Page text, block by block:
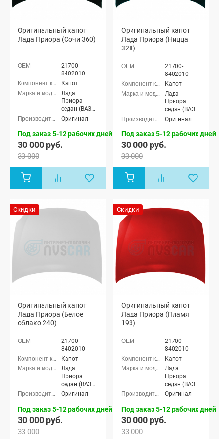
Оригинальный капот
Лада Приора (Сочи 360)
21700-
8402010
Капот
Лада
Приора
седан (ВАЗ
2170), Лада
универсал
(ВАЗ 2171),
Лада
Приора купэ
седан (ВАЗ
21704), Лада
Оригинал
Под заказ 5-12 рабочих дней
30 000 руб.
33 000
Оригинальный капот
Лада Приора (Ницца
328)
21700-
8402010
Капот
Лада
Приора
седан (ВАЗ
2170), Лада
универсал
Лада
Приора купэ
(ВАЗ 21728),
седан (ВАЗ
21704), Лада
Оригинал
Под заказ 5-12 рабочих дней
30 000 руб.
33 000
Скидки
Оригинальный капот
Лада Приора (Белое
облако 240)
21700-
8402010
Капот
Лада
Приора
седан (ВАЗ
2170), Лада
универсал
Лада
Оригинал
Под заказ 5-12 рабочих дней
30 000 руб.
33 000
Скидки
Оригинальный капот
Лада Приора (Пламя
193)
21700-
8402010
Капот
Лада
Приора
седан (ВАЗ
2170), Лада
универсал
Лада
Оригинал
Под заказ 5-12 рабочих дней
30 000 руб.
33 000